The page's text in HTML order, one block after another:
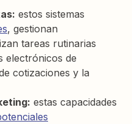
estos sistemas
, gestionan
tareas rutinarias
electrónicos de
cotizaciones y la
estas capacidades